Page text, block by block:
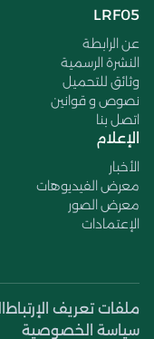
LRF05
عن الرابطة
النشرة الرسمية
وثائق للتحميل
نصوص و قوانين
اتصل بنا
الإعلام
الأخبار
معرض الفيديوهات
معرض الصور
الإعتمادات
ملفات تعريف الإرتباط
سياسة الخصوصية